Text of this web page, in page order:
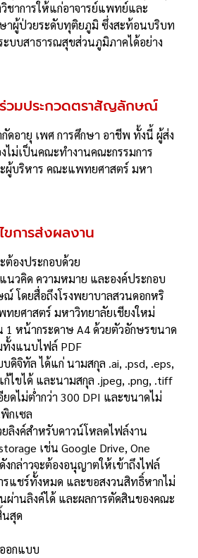
ชาการให้แก่อาจารย์แพทย์และ
าผู้ป่วยระดับทุติยภูมิ ซึ่งสะท้อนบริบท
ะบบสาธารณสุขส่วนภูมิภาคได้อย่าง
มประกวดตราสัญลักษณ์
ดอายุ เพศ การศึกษา อาชีพ ทั้งนี้ ผู้ส่ง
ไม่เป็นคณะทํางานคณะกรรมการ
ผู้บริหาร คณะแพทยศาสตร์ มหา
ขการส่งผลงาน
องประกอบด้วย
วคิด ความหมาย และองค์ประกอบ
โดยสื่อถึงโรงพยาบาลสวนดอกหริ
ยศาสตร์ มหาวิทยาลัยเชียงใหม่
1 หน้ากระดาษ A4 ด้วยตัวอักษรขนาด
งแนบไฟล์ PDF
ดิจิทัล ได้แก่ นามสกุล .ai, .psd, .eps,
ไขได้ และนามสกุล .jpeg, .png, .tiff
ยดไม่ตํ่ากว่า 300 DPI และขนาดไม่
กเซล
ลิงค์สําหรับดาวน์โหลดไฟล์งาน
เช่น Google Drive, One
งกล่าวจะต้องอนุญาตให้เข้าถึงไฟล์
รแชร์ทั้งหมด และขอสงวนสิทธิ์หากไม่
ผ่านลิงค์ได้ และผลการตัดสินของคณะ
นสุด
อกแบบ